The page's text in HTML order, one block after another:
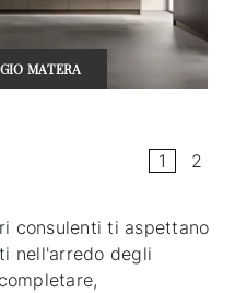
MATERA
1 2
consulenti ti aspettano
nell'arredo degli